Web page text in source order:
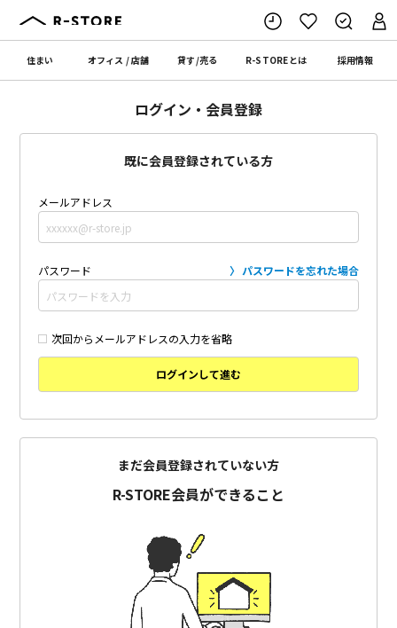
住まい オフィス /店舗 貸す/売る R-STOREとは 採用情報
ログイン・会員登録
既に会員登録されている方
メールアドレス
パスワード パスワードを忘れた場合
次回からメールアドレスの入力を省略
ログインして進む
まだ会員登録されていない方
R-STORE会員ができること